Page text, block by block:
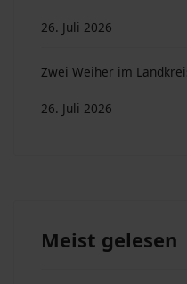
26. Juli 2026
Zwei Weiher im
26. Juli 2026
Meist gelesen